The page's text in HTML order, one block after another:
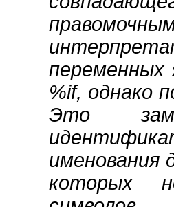
переменных
%if, однако
Это
именования
которых